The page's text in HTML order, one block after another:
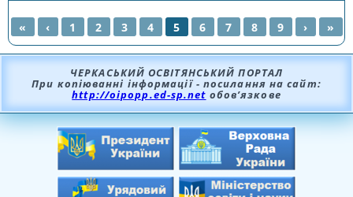
СТОРІНКИ
« ‹ 1 2 3 4 5 6 7 8 9 › »
ЧЕРКАСЬКИЙ ОСВІТЯНСЬКИЙ ПОРТАЛ
При копіюванні інформації - посилання на сайт:
http://oipopp.ed-sp.net обов’язкове